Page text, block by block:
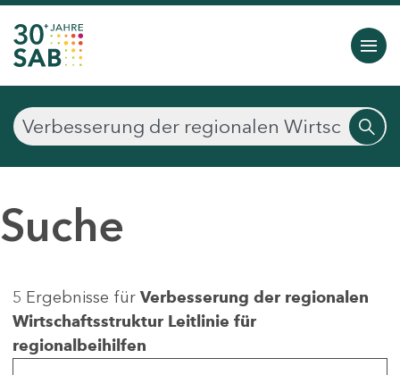
Suche
5 Ergebnisse für Verbesserung der regionalen
Wirtschaftsstruktur Leitlinie für
regionalbeihilfen